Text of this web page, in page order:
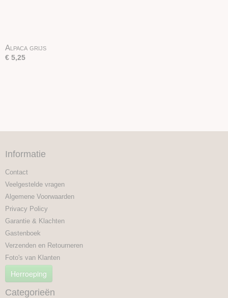
Alpaca grijs
€ 5,25
Informatie
Contact
Veelgestelde vragen
Algemene Voorwaarden
Privacy Policy
Garantie & Klachten
Gastenboek
Verzenden en Retourneren
Foto's van Klanten
Herroeping
Categorieën